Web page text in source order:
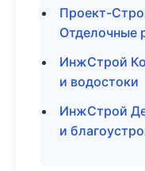
Проект-
Отделочные
ИнжСтрой
и водостоки
ИнжСтрой
и